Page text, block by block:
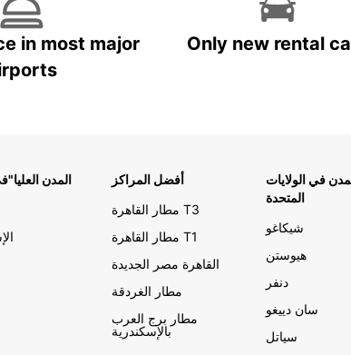
in most major
Only new rental
"المدن
أفضل المراكز
مطار القاهرة T3
مطار القاهرة T1
القاهرة مصر الجديدة
مطار الغردقة
مطار برج العرب
بالإسكندرية
في الولايات
المتحدة
شيكاغو
هيوستن
دنفر
سان دييغو
سياتل